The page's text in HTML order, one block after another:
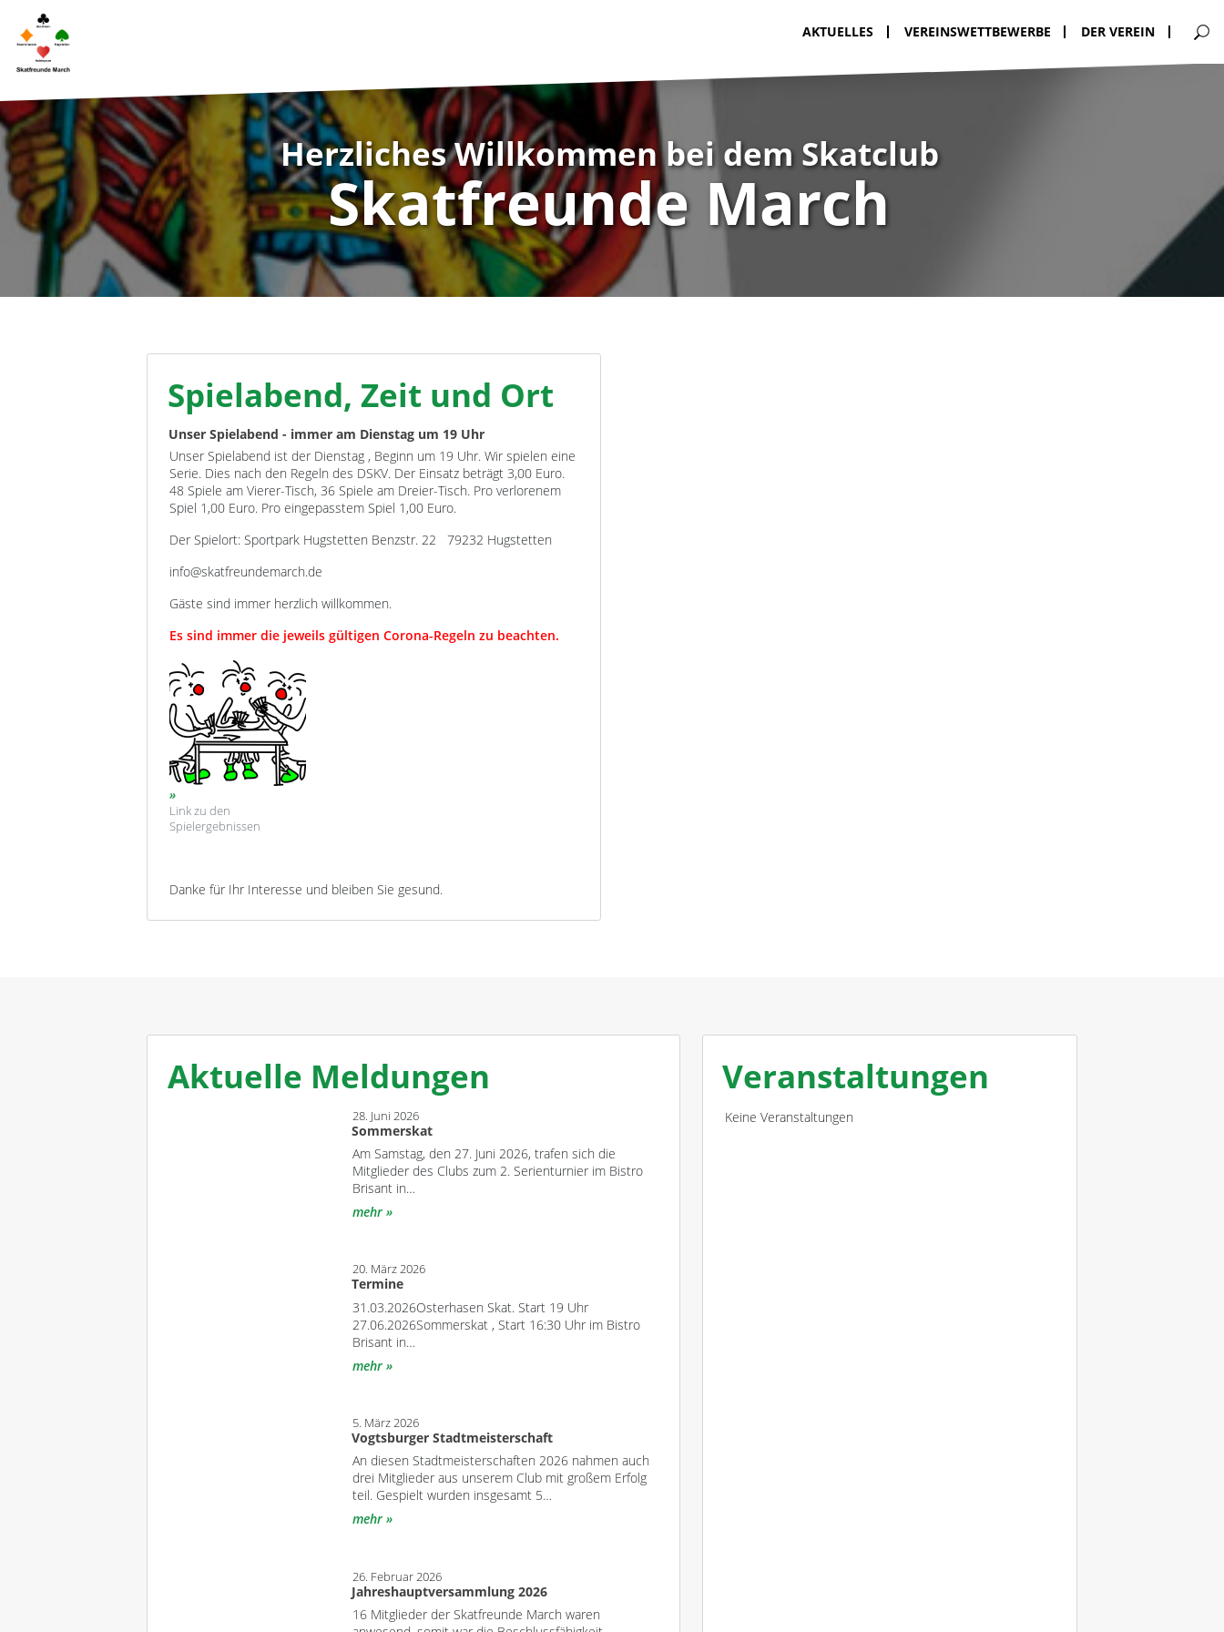
Herzliches Willkommen bei dem Skatclub
Skatfreunde March
Spielabend, Zeit und Ort
Unser Spielabend - immer am Dienstag um 19 Uhr
Unser Spielabend ist der Dienstag , Beginn um 19 Uhr. Wir spielen eine
Serie. Dies nach den Regeln des DSKV. Der Einsatz beträgt 3,00 Euro.
48 Spiele am Vierer-Tisch, 36 Spiele am Dreier-Tisch. Pro verlorenem
Spiel 1,00 Euro. Pro eingepasstem Spiel 1,00 Euro.
Der Spielort: Sportpark Hugstetten Benzstr. 22 79232 Hugstetten
info@skatfreundemarch.de
Gäste sind immer herzlich willkommen.
Es sind immer die jeweils gültigen Corona-Regeln zu beachten.
Link zu den
Spielergebnissen
Danke für Ihr Interesse und bleiben Sie gesund.
Aktuelle Meldungen
28. Juni 2026
Sommerskat
Am Samstag, den 27. Juni 2026, trafen sich die
Mitglieder des Clubs zum 2. Serienturnier im Bistro
Brisant in…
mehr
20. März 2026
Termine
31.03.2026Osterhasen Skat. Start 19 Uhr
27.06.2026Sommerskat , Start 16:30 Uhr im Bistro
Brisant in…
mehr
5. März 2026
Vogtsburger Stadtmeisterschaft
An diesen Stadtmeisterschaften 2026 nahmen auch
drei Mitglieder aus unserem Club mit großem Erfolg
teil. Gespielt wurden insgesamt 5…
mehr
26. Februar 2026
Jahreshauptversammlung 2026
16 Mitglieder der Skatfreunde March waren
Veranstaltungen
Keine Veranstaltungen
AKTUELLES VEREINSWETTBEWERBE DER VEREIN